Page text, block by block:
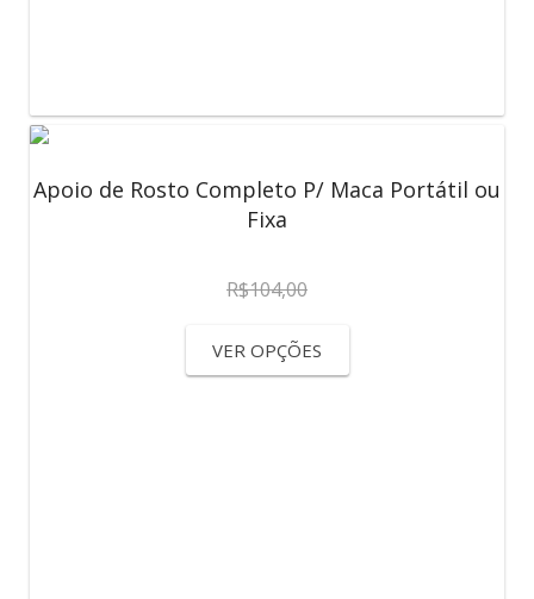
Apoio de Rosto Completo P/ Maca Portátil ou
Fixa
R$104,00
VER OPÇÕES